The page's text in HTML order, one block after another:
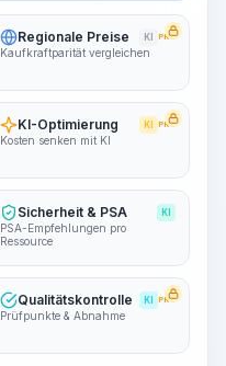
Regionale Preise KI PRO
Kaufkraftparität vergleichen
KI-Optimierung KI PRO
Kosten senken mit KI
Sicherheit & PSA KI
PSA-Empfehlungen pro
Ressource
Qualitätskontrolle KI PRO
Prüfpunkte & Abnahme